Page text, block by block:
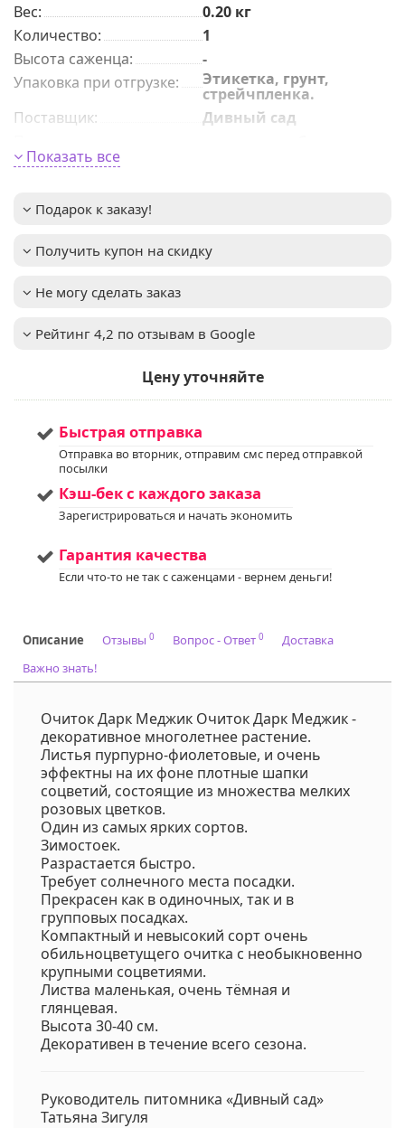
Вес:
0.20 кг
Количeствo:
1
Высота саженца:
-
Упаковка при отгрузке: Этикетка, грунт,
стрейчпленка.
Поставщик:
Дивный сад
Окраска цветка
растения:
Освещенность:
Солнце
остались вопросы,
свяжитесь с нами для
получения
дополнительной
+375298412160
Код на питомнике:
Показать все
Подарок к заказу!
Получить купон на скидку
Не могу сделать заказ
Рейтинг 4,2 по отзывам в Google
Цену уточняйте
Быстрая отправка
Отправка во вторник, отправим смс перед отправкой
посылки
Кэш-бек с каждого заказа
Зарегистрироваться и начать экономить
Гарантия качества
Если что-то не так с саженцами - вернем деньги!
Описание Отзывы 0 Вопрос - Ответ 0
Доставка
Важно знать!
Очиток Дарк Меджик Очиток Дарк Меджик -
декоративное многолетнее растение.
Листья пурпурно-фиолетовые, и очень
эффектны на их фоне плотные шапки
соцветий, состоящие из множества мелких
розовых цветков.
Один из самых ярких сортов.
Зимостоек.
Разрастается быстро.
Требует солнечного места посадки.
Прекрасен как в одиночных, так и в
групповых посадках.
Компактный и невысокий сорт очень
обильноцветущего очитка с необыкновенно
крупными соцветиями.
Листва маленькая, очень тёмная и
глянцевая.
Высота 30-40 см.
Декоративен в течение всего сезона.
Руководитель питомника «Дивный сад»
Татьяна Зигуля